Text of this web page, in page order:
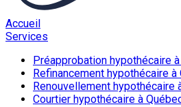
Accueil
Services
Préapprobation hypothécaire
Refinancement hypothécaire à
Renouvellement hypothécaire
Courtier hypothécaire à